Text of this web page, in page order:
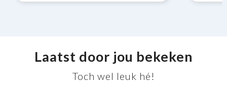
Laatst door jou bekeken
Toch wel leuk hé!